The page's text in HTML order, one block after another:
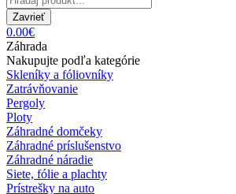
Zavrieť
0.00€
Záhrada
Nakupujte podľa kategórie
Skleníky a fóliovníky
Zatrávňovanie
Pergoly
Ploty
Záhradné domčeky
Záhradné príslušenstvo
Záhradné náradie
Siete, fólie a plachty
Prístrešky na auto